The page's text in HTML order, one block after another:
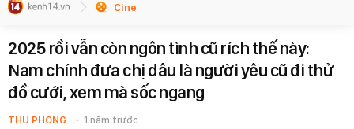
Cine
2025 rồi vẫn còn ngôn tình cũ rích thế này:
Nam chính đưa chị dâu là người yêu cũ đi thử
đồ cưới, xem mà sốc ngang
THU PHONG 1 năm trước